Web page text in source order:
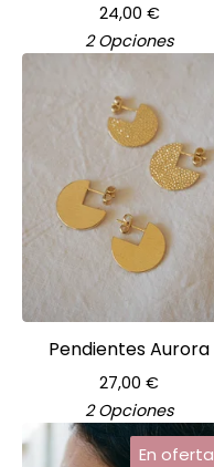
24,00 €
2 Opciones
Pendientes Aurora
27,00 €
2 Opciones
En oferta